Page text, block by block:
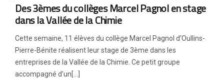
Des 3èmes du collèges Marcel Pagnol en stage
dans la Vallée de la Chimie
Cette semaine, 11 élèves du collège Marcel Pagnol d’Oullins-
Pierre-Bénite réalisent leur stage de 3ème dans les
entreprises de la Vallée de la Chimie. Ce petit groupe
accompagné d’un[…]